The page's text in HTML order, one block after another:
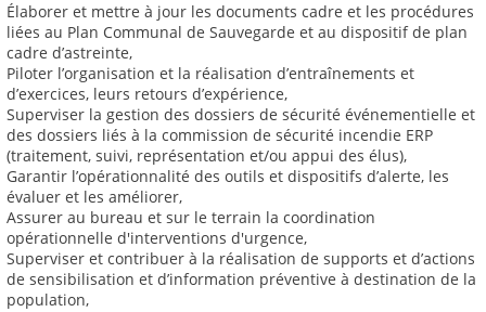
Élaborer et mettre à jour les documents cadre et les procédures
liées au Plan Communal de Sauvegarde et au dispositif de plan
cadre d’astreinte,
Piloter l’organisation et la réalisation d’entraînements et
d’exercices, leurs retours d’expérience,
Superviser la gestion des dossiers de sécurité événementielle et
des dossiers liés à la commission de sécurité incendie ERP
(traitement, suivi, représentation et/ou appui des élus),
Garantir l’opérationnalité des outils et dispositifs d’alerte, les
évaluer et les améliorer,
Assurer au bureau et sur le terrain la coordination
opérationnelle d'interventions d'urgence,
Superviser et contribuer à la réalisation de supports et d’actions
de sensibilisation et d’information préventive à destination de la
population,